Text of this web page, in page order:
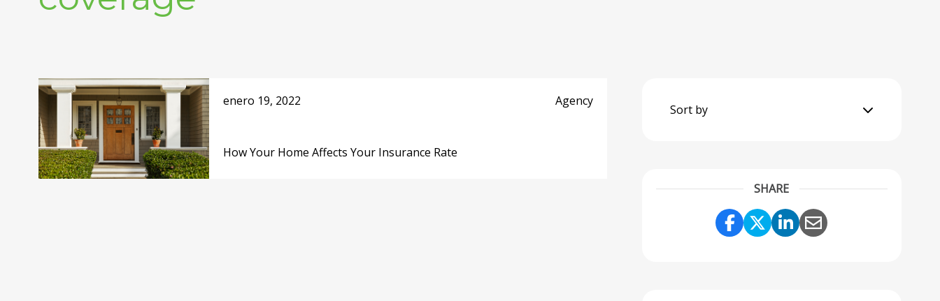
enero 19, 2022 Agency
How Your Home Affects Your Insurance Rate
Sort by
SHARE
Share Link to Facebook
Share Link to Twitter
Share Link to
Share Link to